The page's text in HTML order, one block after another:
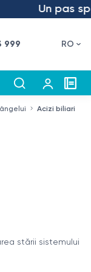
Un pas
999 RO
Acizi biliari
stării sistemului